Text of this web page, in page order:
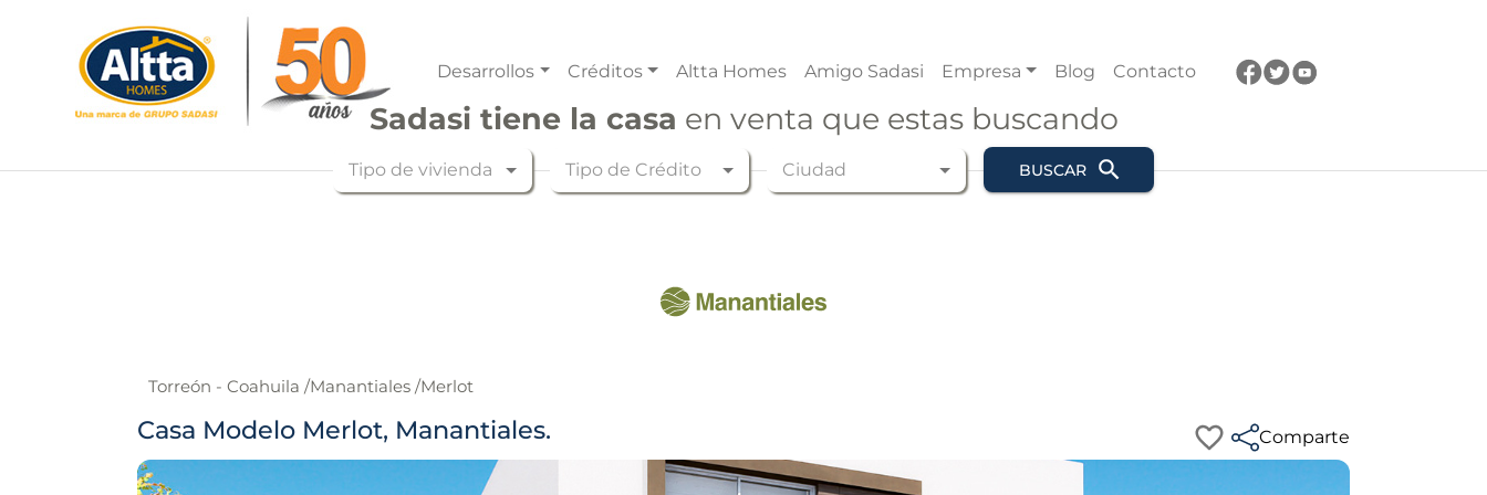
Desarrollos Créditos Altta Homes Amigo Sadasi Empresa Blog Contacto
Sadasi tiene la casa en venta que estas buscando
Tipo de vivienda Tipo de Crédito Ciudad BUSCAR
Torreón - Coahuila /Manantiales /Merlot
Casa Modelo Merlot, Manantiales. Comparte